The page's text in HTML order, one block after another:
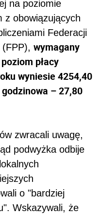
na poziomie
z obowiązujących
Federacji
wymagany
płacy
wyniesie 4254,40
– 27,80
zwracali uwagę,
podwyżka odbije
o "bardziej
Wskazywali, że